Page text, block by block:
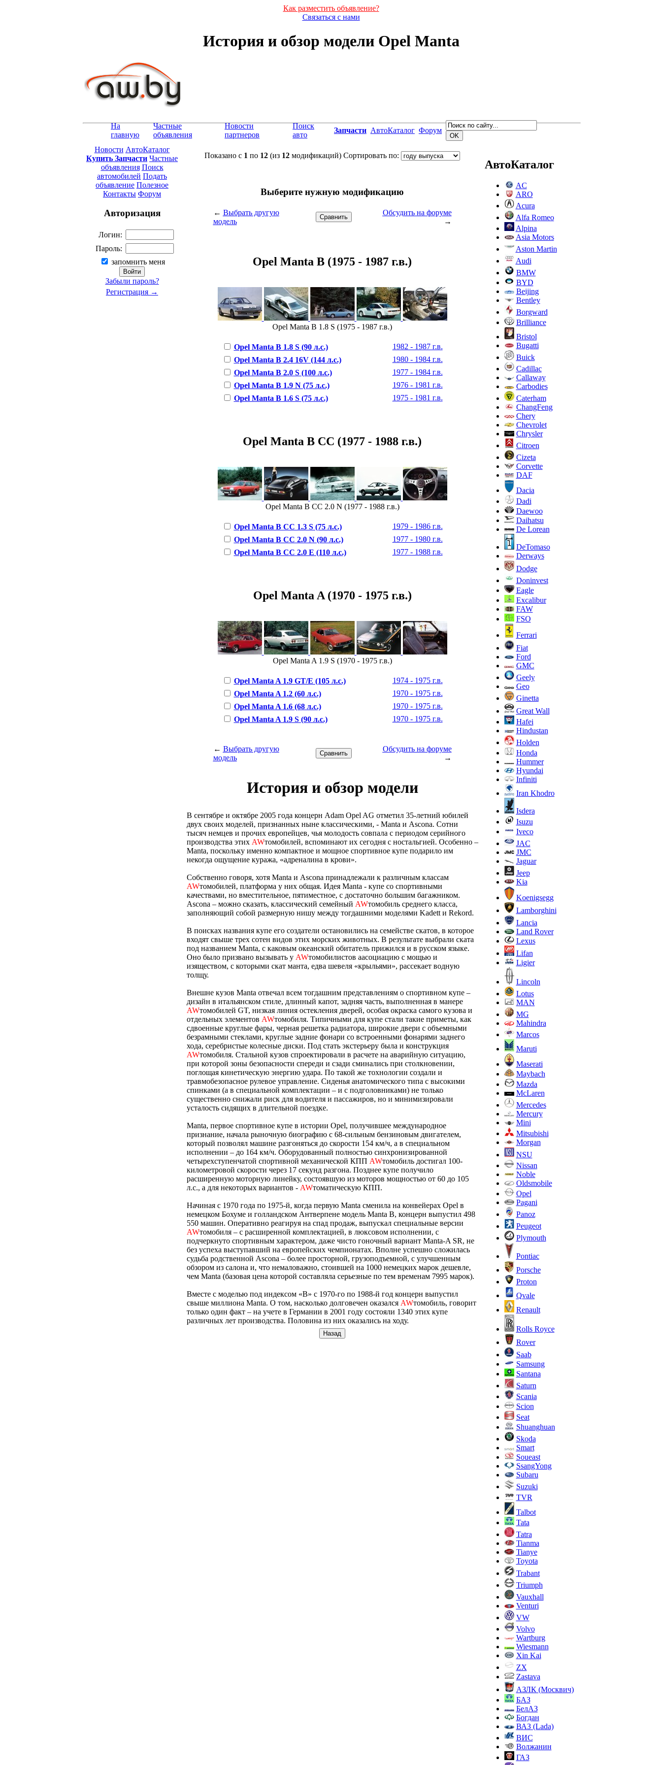
Как разместить объявление?
Связаться с нами
История и обзор модели Opel Manta
На
главную
Частные
объявления
Новости
партнеров
Поиск
авто
Запчасти АвтоКаталог Форум
Новости АвтоКаталог
Купить Запчасти Частные
объявления Поиск
автомобилей Подать
объявление Полезное
Контакты Форум
Авторизация
Логин:
Пароль:
запомнить меня
Забыли пароль?
Регистрация →
Показано с 1 по 12 (из 12 модификаций) Сортировать по:
Выберите нужную модификацию
← Выбрать другую
модель
Обсудить на форуме
→
Opel Manta B (1975 - 1987 г.в.)
Opel Manta B 1.8 S (1975 - 1987 г.в.)
Opel Manta B 1.8 S (90 л.с.)
1982 - 1987 г.в.
Opel Manta B 2.4 16V (144 л.с.)
1980 - 1984 г.в.
Opel Manta B 2.0 S (100 л.с.)
1977 - 1984 г.в.
Opel Manta B 1.9 N (75 л.с.)
1976 - 1981 г.в.
Opel Manta B 1.6 S (75 л.с.)
1975 - 1981 г.в.
Opel Manta B CC (1977 - 1988 г.в.)
Opel Manta B CC 2.0 N (1977 - 1988 г.в.)
Opel Manta B CC 1.3 S (75 л.с.)
1979 - 1986 г.в.
Opel Manta B CC 2.0 N (90 л.с.)
1977 - 1980 г.в.
Opel Manta B CC 2.0 E (110 л.с.)
1977 - 1988 г.в.
Opel Manta A (1970 - 1975 г.в.)
Opel Manta A 1.9 S (1970 - 1975 г.в.)
Opel Manta A 1.9 GT/E (105 л.с.)
1974 - 1975 г.в.
Opel Manta A 1.2 (60 л.с.)
1970 - 1975 г.в.
Opel Manta A 1.6 (68 л.с.)
1970 - 1975 г.в.
Opel Manta A 1.9 S (90 л.с.)
1970 - 1975 г.в.
← Выбрать другую
модель
Обсудить на форуме
→
История и обзор модели
В сентябре и октябре 2005 года концерн Adam Opel AG отметил 35-летний юбилей
двух своих моделей, признанных ныне классическими, - Manta и Ascona. Сотни
тысяч немцев и прочих европейцев, чья молодость совпала с периодом серийного
производства этих AWтомобилей, вспоминают их сегодня с ностальгией. Особенно –
Manta, поскольку именно компактное и мощное спортивное купе подарило им
некогда ощущение куража, «адреналина в крови».
Собственно говоря, хотя Manta и Ascona принадлежали к различным классам
AWтомобилей, платформа у них общая. Идея Manta - купе со спортивными
качествами, но вместительное, пятиместное, с достаточно большим багажником.
Ascona – можно сказать, классический семейный AWтомобиль среднего класса,
заполняющий собой размерную нишу между тогдашними моделями Kadett и Rekord.
В поисках названия купе его создатели остановились на семействе скатов, в которое
входят свыше трех сотен видов этих морских животных. В результате выбрали ската
под названием Manta, с каковым океанский обитатель прижился и в русском языке.
Оно было призвано вызывать у AWтомобилистов аасоциацию с мощью и
изяществом, с которыми скат манта, едва шевеля «крыльями», рассекает водную
толщу.
Внешне кузов Manta отвечал всем тогдашним представлениям о спортивном купе –
дизайн в итальянском стиле, длинный капот, задняя часть, выполненная в манере
AWтомобилей GT, низкая линия остекления дверей, особая окраска самого кузова и
отдельных элементов AWтомобиля. Типичными для купе стали такие приметы, как
сдвоенные круглые фары, черная решетка радиатора, широкие двери с объемными
безрамными cтеклами, круглые задние фонари со встроенными фонарями заднего
хода, серебристые колесные диски. Под стать экстерьеру была и конструкция
AWтомобиля. Стальной кузов спроектировали в расчете на аварийную ситуацию,
при которой зоны безопасности спереди и сзади сминались при столкновении,
поглощая кинетическую энергию удара. По такой же тохнологии создали и
травмобезопасное рулевое управление. Сиденья анатомического типа с высокими
спинками (а в специальной комплектации – и с подголовниками) не только
существенно снижали риск для водителя и пассажиров, но и минимизировали
усталость сидящих в длительной поездке.
Manta, первое спортивное купе в истории Opel, получившее международное
признание, начала рыночную биографию с 68-сильным бензиновым двигателем,
который позволял машине разгоняться до скорости 154 км/ч, а в специальном
исполнении – до 164 км/ч. Оборудованный полностью синхронизированной
четырехступенчатой спортивной механической КПП AWтомобиль достигал 100-
километровой скорости через 17 секунд разгона. Позднее купе получило
расширенную моторную линейку, состоявшую из моторов мощностью от 60 до 105
л.с., а для некоторых вариантов - AWтоматическую КПП.
Начиная с 1970 года по 1975-й, когда первую Manta сменила на конвейерах Opel в
немецком Бохуме и голландском Антверпене модель Manta B, концерн выпустил 498
550 машин. Оперативно реагируя на спад продаж, выпускал специальные версии
AWтомобиля – с расширенной комплектацией, в люксовом исполнении, с
подчеркнуто спортивным характером, даже чисто гоночный вариант Manta-A SR, не
без успеха выступавший на европейских чемпионатах. Вполне успешно сложилась
судьба родственной Ascona – более просторной, грузоподъемной, с улучшенным
обзором из салона и, что немаловажно, стоившей на 1000 немецких марок дешевле,
чем Manta (базовая цена которой составляла серьезные по тем временам 7995 марок).
Вместе с моделью под индексом «В» с 1970-го по 1988-й год концерн выпустил
свыше миллиона Manta. О том, насколько долговечен оказался AWтомобиль, говорит
только один факт – на учете в Германии в 2001 году состояли 1340 этих купе
различных лет производства. Половина из них оказались на ходу.
АвтоКаталог
AC
ARO
Acura
Alfa Romeo
Alpina
Asia Motors
Aston Martin
Audi
BMW
BYD
Beijing
Bentley
Borgward
Brilliance
Bristol
Bugatti
Buick
Cadillac
Callaway
Carbodies
Caterham
ChangFeng
Chery
Chevrolet
Chrysler
Citroen
Cizeta
Corvette
DAF
Dacia
Dadi
Daewoo
Daihatsu
De Lorean
DeTomaso
Derways
Dodge
Doninvest
Eagle
Excalibur
FAW
FSO
Ferrari
Fiat
Ford
GMC
Geely
Geo
Ginetta
Great Wall
Hafei
Hindustan
Holden
Honda
Hummer
Hyundai
Infiniti
Iran Khodro
Isdera
Isuzu
Iveco
JAC
JMC
Jaguar
Jeep
Kia
Koenigsegg
Lamborghini
Lancia
Land Rover
Lexus
Lifan
Ligier
Lincoln
Lotus
MAN
MG
Mahindra
Marcos
Maruti
Maserati
Maybach
Mazda
McLaren
Mercedes
Mercury
Mini
Mitsubishi
Morgan
NSU
Nissan
Noble
Oldsmobile
Opel
Pagani
Panoz
Peugeot
Plymouth
Pontiac
Porsche
Proton
Qvale
Renault
Rolls Royce
Rover
Saab
Samsung
Santana
Saturn
Scania
Scion
Seat
Shuanghuan
Skoda
Smart
Soueast
SsangYong
Subaru
Suzuki
TVR
Talbot
Tata
Tatra
Tianma
Tianye
Toyota
Trabant
Triumph
Vauxhall
Venturi
VW
Volvo
Wartburg
Wiesmann
Xin Kai
ZX
Zastava
АЗЛК (Москвич)
БАЗ
БелАЗ
Богдан
ВАЗ (Lada)
ВИС
Волжанин
ГАЗ